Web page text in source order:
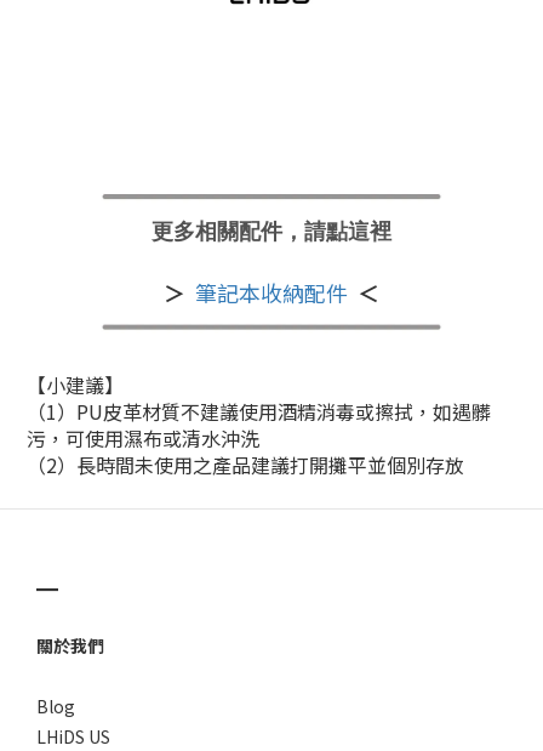
更多相關配件，請點這裡
＞ 筆記本收納配件 ＜
【小建議】
（1）PU皮革材質不建議使用酒精消毒或擦拭，如遇髒
污，可使用濕布或清水沖洗
（2）長時間未使用之產品建議打開攤平並個別存放
關於我們
Blog
LHiDS US